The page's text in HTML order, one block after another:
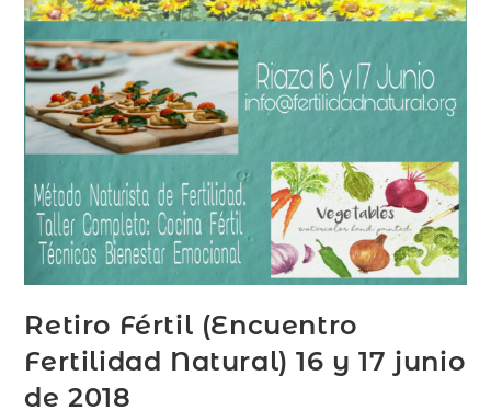
Retiro Fértil (Encuentro
Fertilidad Natural) 16 y 17 junio
de 2018